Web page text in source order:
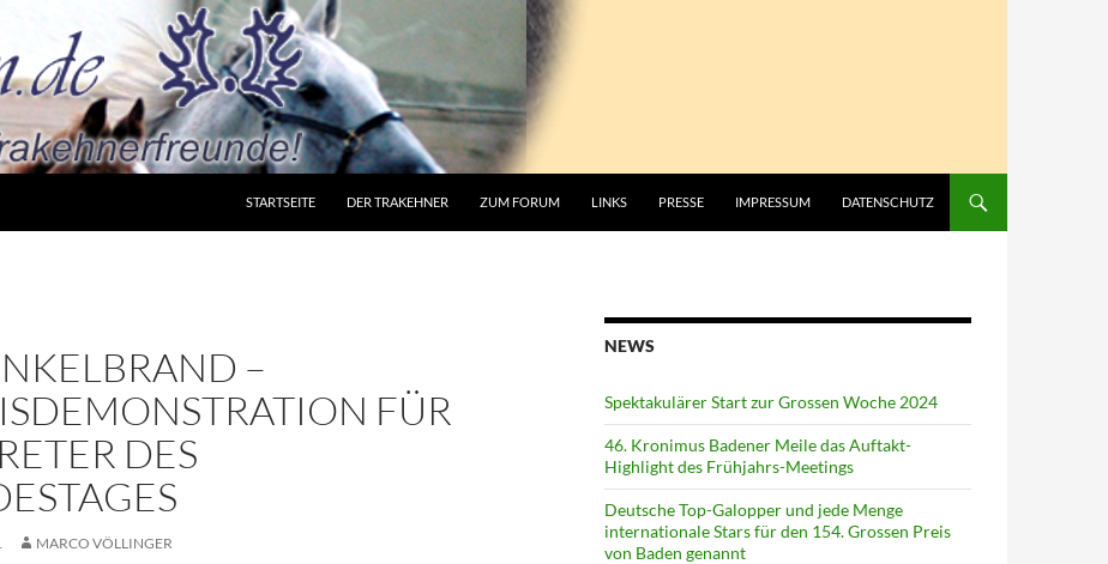
STARTSEITE DER TRAKEHNER ZUM FORUM LINKS PRESSE IMPRESSUM DATENSCHUTZ
–
FÜR
DES
MARCO VÖLLINGER
NEWS
Spektakulärer Start zur Grossen Woche 2024
46. Kronimus Badener Meile das Auftakt-
Highlight des Frühjahrs-Meetings
Deutsche Top-Galopper und jede Menge
internationale Stars für den 154. Grossen Preis
von Baden genannt